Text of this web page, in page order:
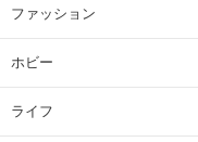
ファッション
ホビー
ライフ